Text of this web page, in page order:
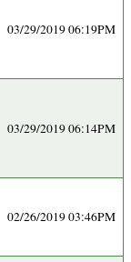
03/29/2019 06:19PM
03/29/2019 06:14PM
02/26/2019 03:46PM